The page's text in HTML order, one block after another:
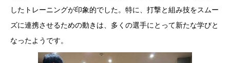
したトレーニングが印象的でした。特に、打撃と組み技をスムー
ズに連携させるための動きは、多くの選手にとって新たな学びと
なったようです。